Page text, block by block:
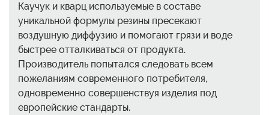
Каучук и кварц используемые в составе
уникальной формулы резины пресекают
воздушную диффузию и помогают грязи и воде
быстрее отталкиваться от продукта.
Производитель попытался следовать всем
пожеланиям современного потребителя,
одновременно совершенствуя изделия под
европейские стандарты.